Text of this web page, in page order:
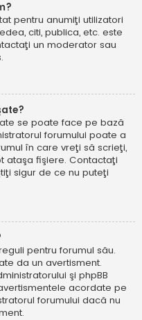
pentru anumiţi utilizatori
citi, publica, etc. este
un moderator sau
se poate face pe bază
forumului poate a
în care vreţi să scrieţi,
ataşa fişiere. Contactaţi
sigur de ce nu puteţi
pentru forumul său.
da un avertisment.
şi phpBB
acordate pe
forumului dacă nu